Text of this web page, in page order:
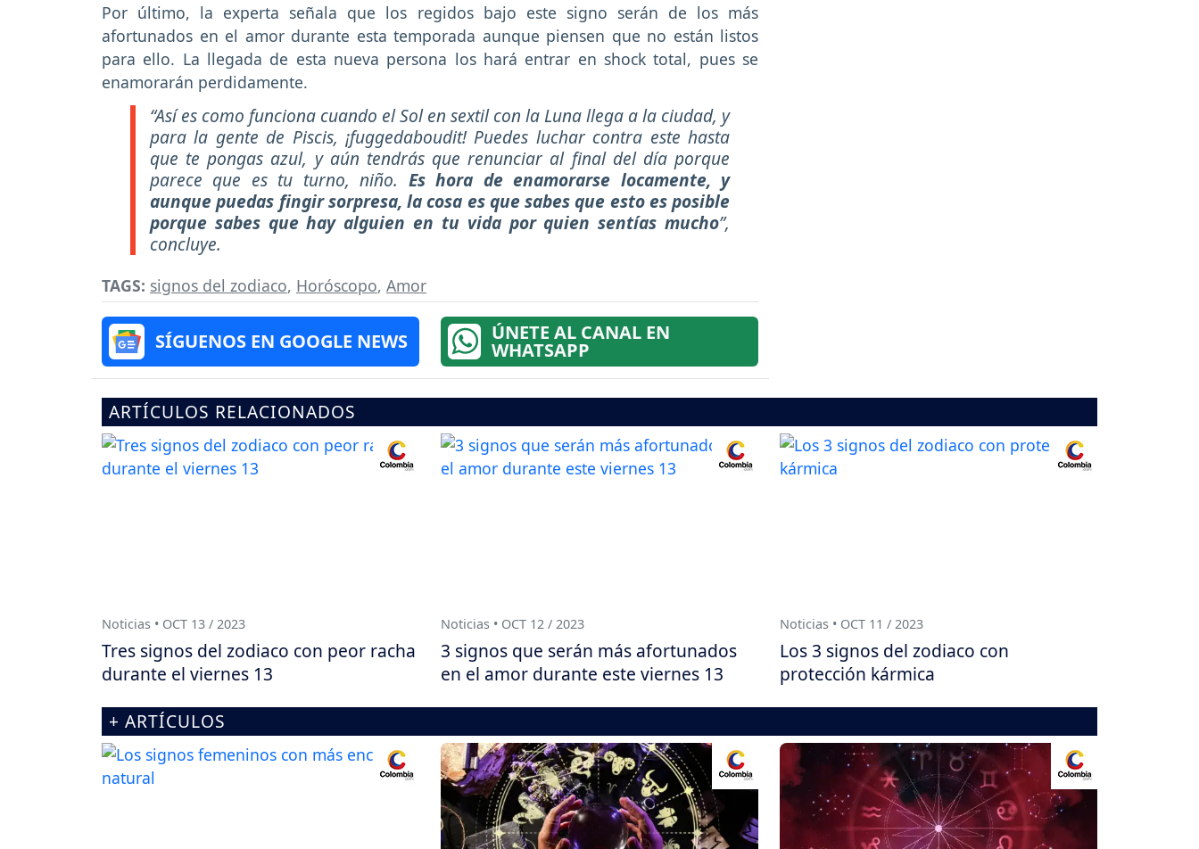
Por último, la experta señala que los regidos bajo este signo serán de los más
afortunados en el amor durante esta temporada aunque piensen que no están listos
para ello. La llegada de esta nueva persona los hará entrar en shock total, pues se
enamorarán perdidamente.
“Así es como funciona cuando el Sol en sextil con la Luna llega a la ciudad, y
para la gente de Piscis, ¡fuggedaboudit! Puedes luchar contra este hasta
que te pongas azul, y aún tendrás que renunciar al final del día porque
parece que es tu turno, niño. Es hora de enamorarse locamente, y
aunque puedas fingir sorpresa, la cosa es que sabes que esto es posible
porque sabes que hay alguien en tu vida por quien sentías mucho”,
concluye.
TAGS: signos del zodiaco, Horóscopo, Amor
SÍGUENOS EN GOOGLE NEWS ÚNETE AL CANAL EN
WHATSAPP
ARTÍCULOS RELACIONADOS
Noticias • OCT 13 / 2023
Tres signos del zodiaco con peor racha
durante el viernes 13
Noticias • OCT 12 / 2023
3 signos que serán más afortunados
en el amor durante este viernes 13
Noticias • OCT 11 / 2023
Los 3 signos del zodiaco con
protección kármica
+ ARTÍCULOS